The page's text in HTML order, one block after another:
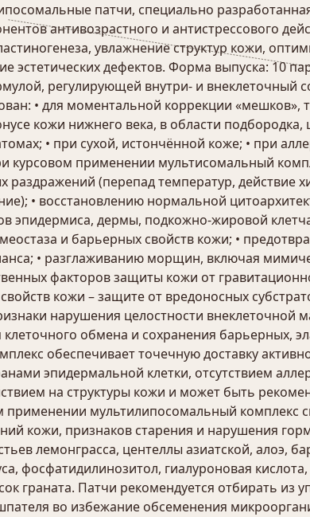
патчи, специально
антивозрастного и антистрессового
увлажнение структур кожи,
эстетических дефектов. Форма выпуска: 10
регулирующей внутри- и внеклеточный
• для моментальной коррекции «мешков»,
кожи нижнего века, в области
• при сухой, истончённой коже; • при
курсовом применении мультисомальный
раздражений (перепад температур, действие
• восстановлению нормальной
эпидермиса, дермы, подкожно-жировой
и барьерных свойств кожи; •
• разглаживанию морщин, включая
факторов защиты кожи от
кожи – защите от вредоносных
нарушения целостности
обмена и сохранения барьерных,
обеспечивает точечную доставку
эпидермальной клетки, отсутствием
на структуры кожи и может быть
применении мультилипосомальный комплекс
кожи, признаков старения и нарушения
лемонграсса, центеллы азиатской, алоэ,
фосфатидилинозитол, гиалуроновая
граната. Патчи рекомендуется отбирать
во избежание обсеменения